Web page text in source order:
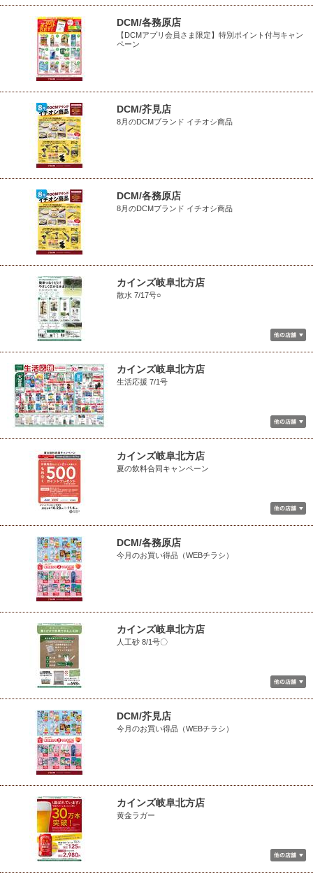
DCM/各務原店
【DCMアプリ会員さま限定】特別ポイント付与キャン
ペーン
DCM/芥見店
8月のDCMブランド イチオシ商品
DCM/各務原店
8月のDCMブランド イチオシ商品
カインズ岐阜北方店
散水 7/17号○
カインズ岐阜北方店
生活応援 7/1号
カインズ岐阜北方店
夏の飲料合同キャンペーン
DCM/各務原店
今月のお買い得品（WEBチラシ）
カインズ岐阜北方店
人工砂 8/1号〇
DCM/芥見店
今月のお買い得品（WEBチラシ）
カインズ岐阜北方店
黄金ラガー